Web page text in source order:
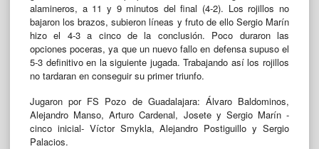
alamineros, a 11 y 9 minutos del final (4-2). Los rojillos no
bajaron los brazos, subieron líneas y fruto de ello Sergio Marín
hizo el 4-3 a cinco de la conclusión. Poco duraron las
opciones poceras, ya que un nuevo fallo en defensa supuso el
5-3 definitivo en la siguiente jugada. Trabajando así los rojillos
no tardaran en conseguir su primer triunfo.
Jugaron por FS Pozo de Guadalajara: Álvaro Baldominos,
Alejandro Manso, Arturo Cardenal, Josete y Sergio Marín -
cinco inicial- Víctor Smykla, Alejandro Postiguillo y Sergio
Palacios.